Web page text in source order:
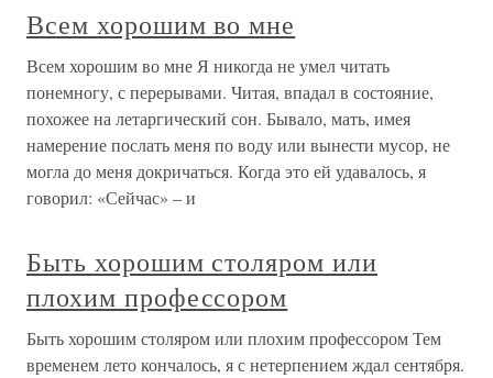
Всем хорошим во мне
Всем хорошим во мне Я никогда не умел читать
понемногу, с перерывами. Читая, впадал в состояние,
похожее на летаргический сон. Бывало, мать, имея
намерение послать меня по воду или вынести мусор, не
могла до меня докричаться. Когда это ей удавалось, я
говорил: «Сейчас» – и
Быть хорошим столяром или
плохим профессором
Быть хорошим столяром или плохим профессором Тем
временем лето кончалось, я с нетерпением ждал сентября.